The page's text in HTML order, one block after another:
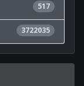
517
3722035